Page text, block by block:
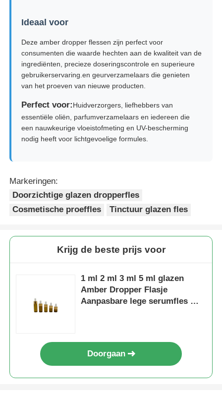
Ideaal voor
Deze amber dropper flessen zijn perfect voor
consumenten die waarde hechten aan de kwaliteit van de
ingrediënten, precieze doseringscontrole en superieure
gebruikerservaring.en geurverzamelaars die genieten
van het proeven van nieuwe producten.
Perfect voor:Huidverzorgers, liefhebbers van
essentiële oliën, parfumverzamelaars en iedereen die
een nauwkeurige vloeistofmeting en UV-bescherming
nodig heeft voor lichtgevoelige formules.
Markeringen:
Doorzichtige glazen dropperfles
Cosmetische proeffles
Tinctuur glazen fles
Krijg de beste prijs voor
1 ml 2 ml 3 ml 5 ml glazen
Amber Dropper Flasje
Aanpasbare lege serumfles met
Doorgaan